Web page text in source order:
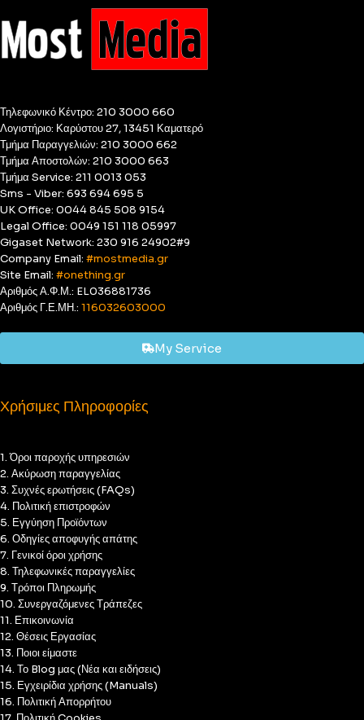
Τηλεφωνικό Κέντρο: 210 3000 660
Λογιστήριο: Καρύστου 27, 13451 Καματερό
Τμήμα Παραγγελιών: 210 3000 662
Τμήμα Αποστολών: 210 3000 663
Τμήμα Service: 211 0013 053
Sms - Viber: 693 694 695 5
UK Office: 0044 845 508 9154
Legal Office: 0049 151 118 05997
Gigaset Network: 230 916 24902#9
Company Email: #mostmedia.gr
Site Email: #onething.gr
Αριθμός Α.Φ.Μ.: EL036881736
Αριθμός Γ.Ε.ΜΗ.: 116032603000
My Service
Χρήσιμες Πληροφορίες
1. Όροι παροχής υπηρεσιών
2. Ακύρωση παραγγελίας
3. Συχνές ερωτήσεις (FAQs)
4. Πολιτική επιστροφών
5. Εγγύηση Προϊόντων
6. Οδηγίες αποφυγής απάτης
7. Γενικοί όροι χρήσης
8. Τηλεφωνικές παραγγελίες
9. Τρόποι Πληρωμής
10. Συνεργαζόμενες Τράπεζες
11. Επικοινωνία
12. Θέσεις Εργασίας
13. Ποιοι είμαστε
14. Το Blog μας (Νέα και ειδήσεις)
15. Εγχειρίδια χρήσης (Manuals)
16. Πολιτική Απορρήτου